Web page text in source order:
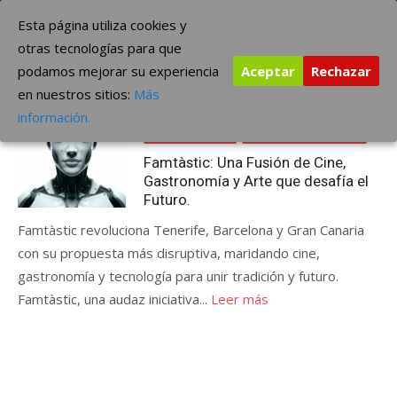
contenido
The Borderline Music
Etiqueta:FAMTASTIC
Famtàstic: Una Fusión de Cine,
Gastronomía y Arte que desafía el
Futuro.
Famtàstic revoluciona Tenerife, Barcelona y Gran Canaria
con su propuesta más disruptiva, maridando cine,
gastronomía y tecnología para unir tradición y futuro.
Famtàstic, una audaz iniciativa... Leer más
Esta página utiliza cookies y
otras tecnologías para que
podamos mejorar su experiencia
en nuestros sitios: Más
información.
Aceptar Rechazar